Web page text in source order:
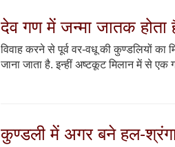
देव गण में जन्मा जातक होता
विवाह करने से पूर्व वर-वधू की कुण्डलियों
जाना जाता है. इन्हीं अष्टकूट मिलान में से
कुण्डली में अगर बने हल-